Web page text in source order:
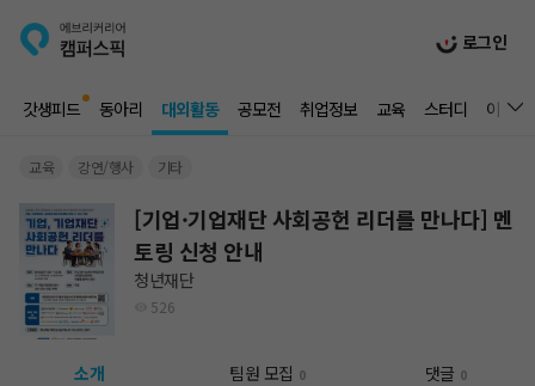
로그인
갓생피드 동아리 대외활동 공모전 취업정보 교육 스터디 이벤트
교육 강연/행사 기타
[기업·기업재단 사회공헌 리더를 만나다] 멘
토링 신청 안내
청년재단
526
소개 팀원 모집 0 댓글 0